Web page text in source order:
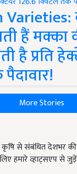
हैं मक्का
है प्रति
More Stories
कृषि से संबंधित देशभर
हमारे व्हाट्सएप से जुड़ें.